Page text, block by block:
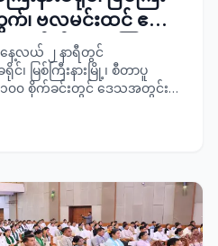
က်၊ ဗလမင်းထင် ဧက
က်သီးနှံ(နေကြာ၊
မြင်ဖြစ်ထွန်းနေမှု
ဆင်းစစ်ဆေး
နေ့လယ် ၂ နာရီတွင်
င်၊ မြစ်ကြီးနားမြို့၊ စီတာပူ
၀၀ စိုက်ခင်းတွင် ဒေသအတွင်း
ထွန်းနေမှုအခြေအနေအား ခရိုင်